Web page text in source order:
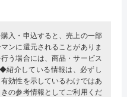
入・申込すると、売上の一部
ンに還元されることがありま
う場合には、商品・サービス
紹介している情報は、必ずし
効性を示しているわけではあ
の参考情報としてご利用くだ